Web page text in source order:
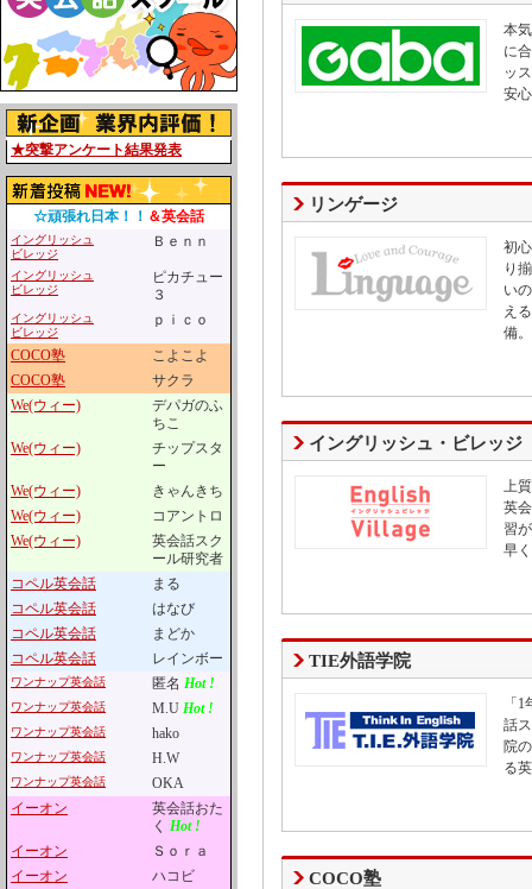
★突撃アンケート結果発表
☆頑張れ日本！！ ＆英会話
イングリッシュ
ビレッジ
Ｂｅｎｎ
イングリッシュ
ビレッジ
ピカチュー
３
イングリッシュ
ビレッジ
ｐｉｃｏ
COCO塾
こよこよ
COCO塾
サクラ
We(ウィー)
デパガのふ
ちこ
We(ウィー)
チップスタ
ー
We(ウィー)
きゃんきち
We(ウィー)
コアントロ
We(ウィー)
英会話スク
ール研究者
コペル英会話
まる
コペル英会話
はなび
コペル英会話
まどか
コペル英会話
レインボー
ワンナップ英会話 匿名 Hot !
ワンナップ英会話 M.U Hot !
ワンナップ英会話 hako
ワンナップ英会話 H.W
ワンナップ英会話
OKA
イーオン
英会話おた
く Hot !
イーオン
Ｓｏｒａ
イーオン
ハコビ
本
に
ッ
安
リンゲージ
初
り
い
え
備。
イングリッシュ・ビレッジ
上
英
習
早
TIE外語学院
「
話
院
る
COCO塾